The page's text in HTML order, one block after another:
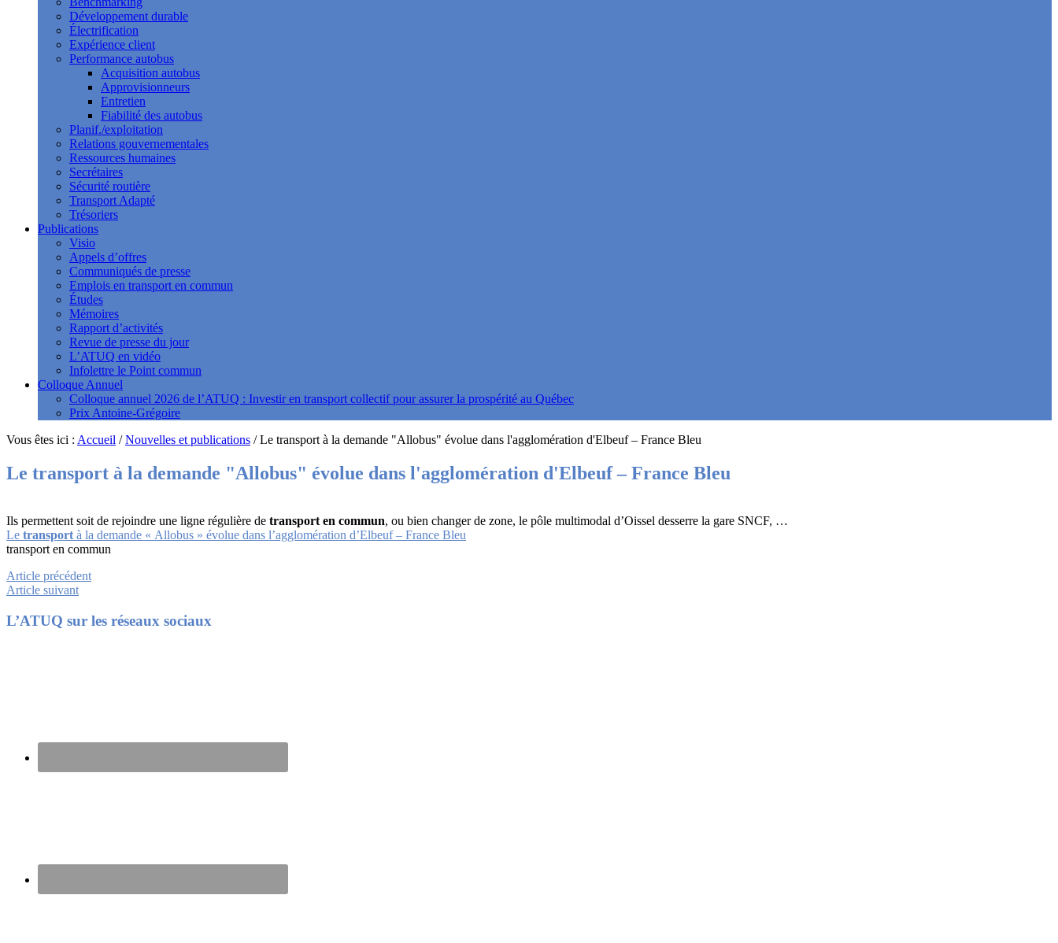
Développement durable
Électrification
Expérience client
Performance autobus
Acquisition autobus
Approvisionneurs
Entretien
Fiabilité des autobus
Planif./exploitation
Relations gouvernementales
Ressources humaines
Secrétaires
Sécurité routière
Transport Adapté
Trésoriers
Publications
Visio
Appels d’offres
Communiqués de presse
Emplois en transport en commun
Études
Mémoires
Rapport d’activités
Revue de presse du jour
L’ATUQ en vidéo
Infolettre le Point commun
Colloque Annuel
Colloque annuel 2026 de l’ATUQ : Investir en transport collectif pour assurer la prospérité au Québec
Prix Antoine-Grégoire
Vous êtes ici : Accueil /Nouvelles et publications /Le transport à la demande "Allobus" évolue dans l'agglomération d'Elbeuf – France Bleu
Le transport à la demande "Allobus" évolue dans l'agglomération d'Elbeuf – France Bleu
Ils permettent soit de rejoindre une ligne régulière de transport en commun, ou bien changer de zone, le pôle multimodal d’Oissel desserre la gare SNCF, …
Le transport à la demande « Allobus » évolue dans l’agglomération d’Elbeuf – France Bleu
transport en commun
Article précédent
Article suivant
Footer
L’ATUQ sur les réseaux sociaux